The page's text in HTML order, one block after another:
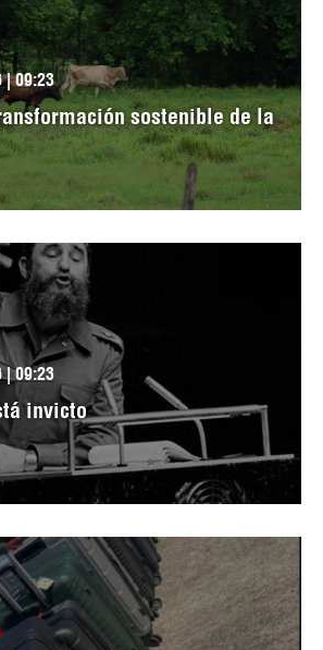
| 09:23
sostenible de la
| 09:23
invicto